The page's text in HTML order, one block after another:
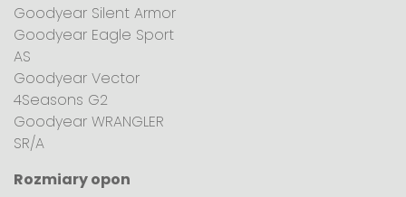
Goodyear Silent Armor
Goodyear Eagle Sport
AS
Goodyear Vector
4Seasons G2
Goodyear WRANGLER
SR/A
Rozmiary opon